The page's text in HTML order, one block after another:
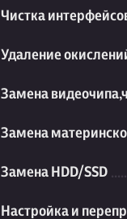
Чистка
Удаление
Замена
Замена
Замена HDD/SSD
Настройка и